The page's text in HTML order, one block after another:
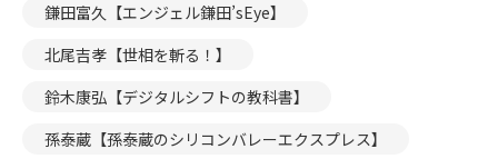
鎌田富久【エンジェル鎌田’sEye】
北尾吉孝【世相を斬る！】
鈴木康弘【デジタルシフトの教科書】
孫泰蔵【孫泰蔵のシリコンバレーエクスプレス】